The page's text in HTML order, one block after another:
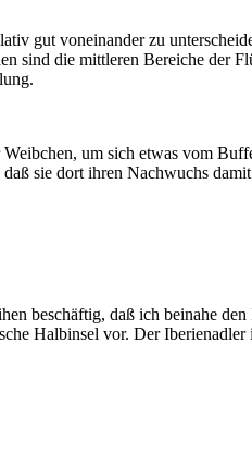
gut voneinander zu
sind die mittleren Bereiche der
um sich etwas vom
sie dort ihren Nachwuchs
beschäftig, daß ich beinahe
Halbinsel vor. Der